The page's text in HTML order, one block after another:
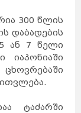
300 წლის
დაბადების
ან 7 წელი
იაპონიაში
ტაძარში